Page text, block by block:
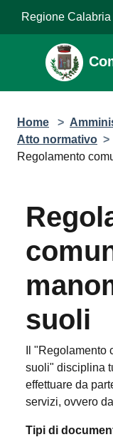
Regione Calabria
Home >
Atto normativo >
Regolamento
suoli
Il
suoli" disciplina
effettuare da
servizi, ovvero
Tipi di